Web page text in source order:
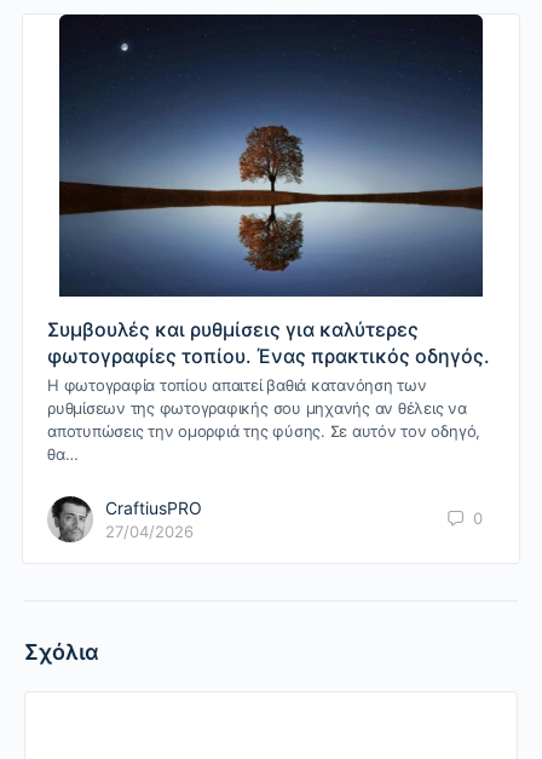
Συμβουλές και ρυθμίσεις για καλύτερες
φωτογραφίες τοπίου. Ένας πρακτικός οδηγός.
Η φωτογραφία τοπίου απαιτεί βαθιά κατανόηση των
ρυθμίσεων της φωτογραφικής σου μηχανής αν θέλεις να
αποτυπώσεις την ομορφιά της φύσης. Σε αυτόν τον οδηγό,
θα…
CraftiusPRO
27/04/2026
0
Σχόλια